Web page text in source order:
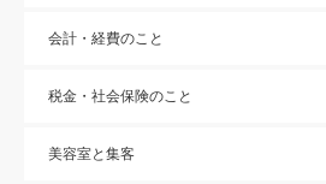
会計・経費のこと
税金・社会保険のこと
美容室と集客